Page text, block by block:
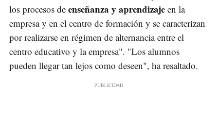
los procesos de enseñanza y aprendizaje en la
empresa y en el centro de formación y se caracterizan
por realizarse en régimen de alternancia entre el
centro educativo y la empresa". "Los alumnos
pueden llegar tan lejos como deseen", ha resaltado.